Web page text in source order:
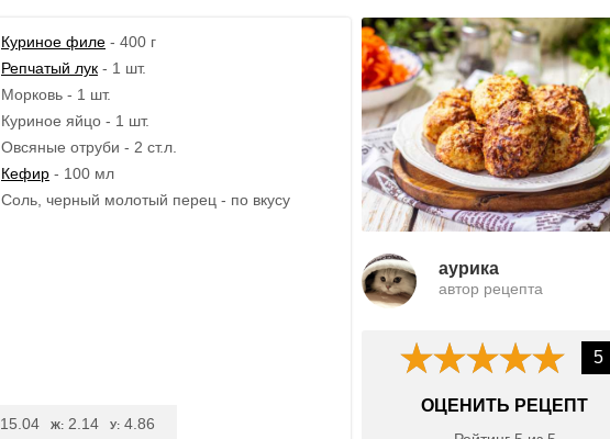
Куриное филе - 400 г
Репчатый лук - 1 шт.
Морковь - 1 шт.
Куриное яйцо - 1 шт.
Овсяные отруби - 2 ст.л.
Кефир - 100 мл
Соль, черный молотый перец - по вкусу
15.04 Ж: 2.14 У: 4.86
aурика
автор рецепта
5
ОЦЕНИТЬ РЕЦЕПТ